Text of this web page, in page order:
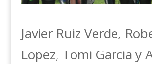
Javier Ruiz Verde,
Lopez, Tomi Garcia y